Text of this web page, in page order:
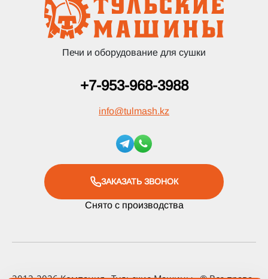
Печи и оборудование для сушки
+7-953-968-3988
info@tulmash.kz
ЗАКАЗАТЬ ЗВОНОК
Снято с производства